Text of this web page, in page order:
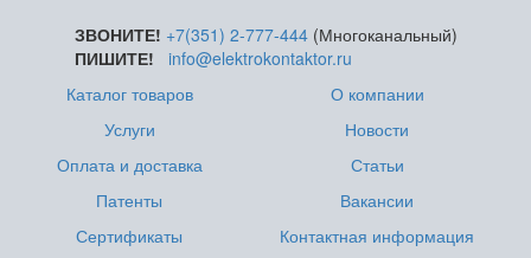
ЗВОНИТЕ! +7(351) 2-777-444(Многоканальный)
ПИШИТЕ!
info@elektrokontaktor.ru
Каталог товаров
Услуги
Оплата и доставка
Патенты
Сертификаты
О компании
Новости
Статьи
Вакансии
Контактная информация